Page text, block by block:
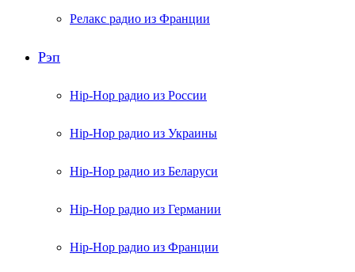
Релакс радио из Франции
Рэп
Hip-Hop радио из России
Hip-Hop радио из Украины
Hip-Hop радио из Беларуси
Hip-Hop радио из Германии
Hip-Hop радио из Франции